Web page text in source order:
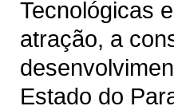
Tecnológicas
atração, a
Estado do